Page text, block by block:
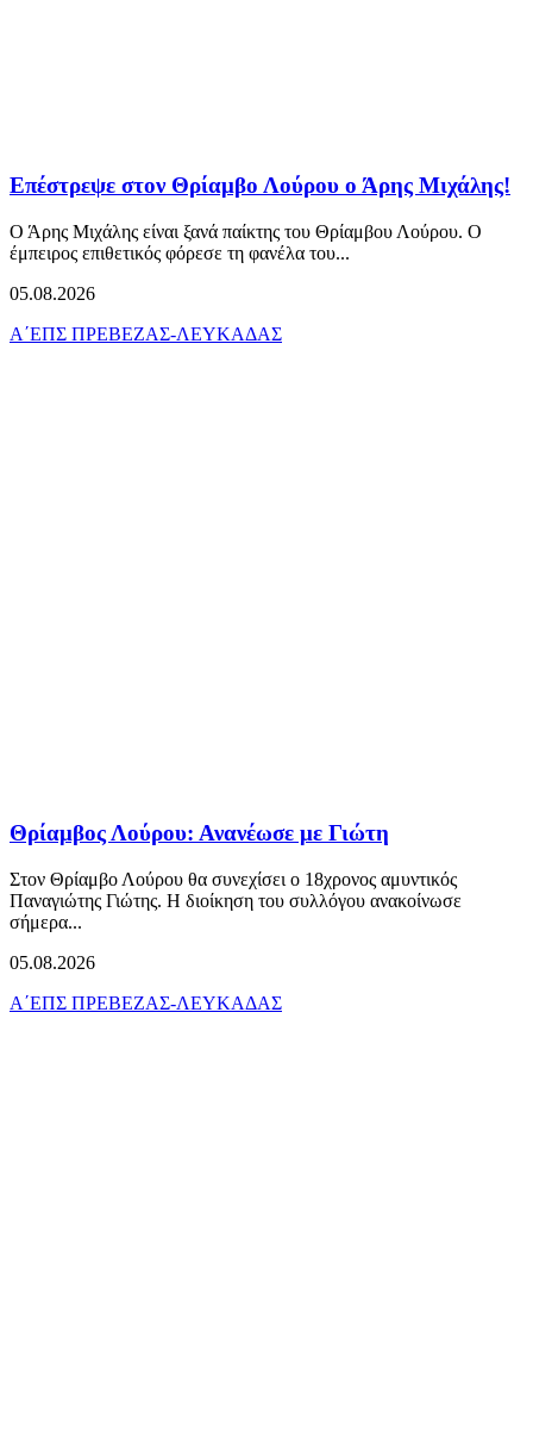
Επέστρεψε στον Θρίαμβο Λούρου ο Άρης Μιχάλης!
Ο Άρης Μιχάλης είναι ξανά παίκτης του Θρίαμβου Λούρου. Ο
έμπειρος επιθετικός φόρεσε τη φανέλα του...
05.08.2026
Α΄ΕΠΣ ΠΡΕΒΕΖΑΣ-ΛΕΥΚΑΔΑΣ
Θρίαμβος Λούρου: Ανανέωσε με Γιώτη
Στον Θρίαμβο Λούρου θα συνεχίσει ο 18χρονος αμυντικός
Παναγιώτης Γιώτης. Η διοίκηση του συλλόγου ανακοίνωσε
σήμερα...
05.08.2026
Α΄ΕΠΣ ΠΡΕΒΕΖΑΣ-ΛΕΥΚΑΔΑΣ